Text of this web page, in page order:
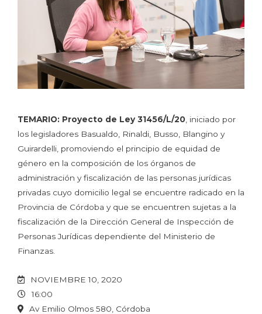
TEMARIO: Proyecto de Ley 31456/L/20 , iniciado por
los legisladores Basualdo, Rinaldi, Busso, Blangino y
Guirardelli, promoviendo el principio de equidad de
género en la composición de los órganos de
administración y fiscalización de las personas jurídicas
privadas cuyo domicilio legal se encuentre radicado en la
Provincia de Córdoba y que se encuentren sujetas a la
fiscalización de la Dirección General de Inspección de
Personas Jurídicas dependiente del Ministerio de
Finanzas.
NOVIEMBRE 10, 2020
16:00
Av Emilio Olmos 580, Córdoba